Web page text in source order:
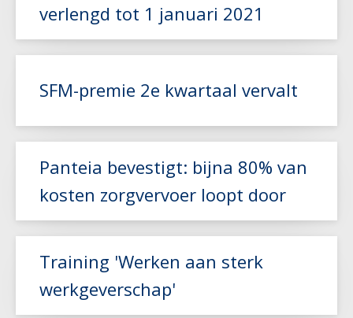
Lees meer
verlengd tot 1 januari 2021
Lees meer
SFM-premie 2e kwartaal vervalt
Panteia bevestigt: bijna 80% van
kosten zorgvervoer loopt door
Training 'Werken aan sterk
werkgeverschap'